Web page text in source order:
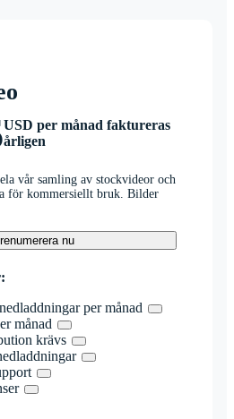
USD per månad faktureras
årligen
vår samling av stockvideor och
för kommersiellt bruk. Bilder
nu
per månad
månad
krävs